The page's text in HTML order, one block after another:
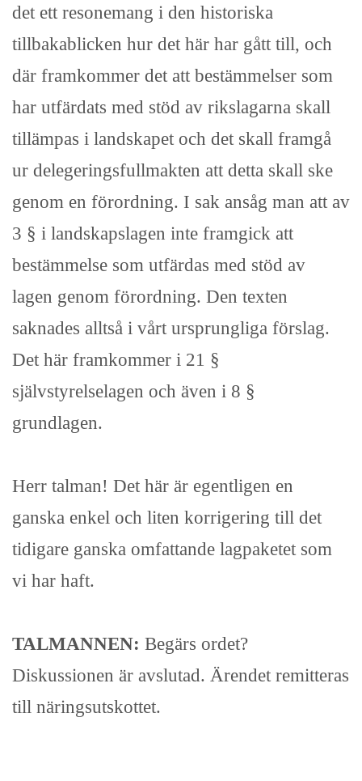
det ett resonemang i den historiska
tillbakablicken hur det här har gått till, och
där framkommer det att bestämmelser som
har utfärdats med stöd av rikslagarna skall
tillämpas i landskapet och det skall framgå
ur delegeringsfullmakten att detta skall ske
genom en förordning. I sak ansåg man att av
3 § i landskapslagen inte framgick att
bestämmelse som utfärdas med stöd av
lagen genom förordning. Den texten
saknades alltså i vårt ursprungliga förslag.
Det här framkommer i 21 §
självstyrelselagen och även i 8 §
grundlagen.
Herr talman! Det här är egentligen en
ganska enkel och liten korrigering till det
tidigare ganska omfattande lagpaketet som
vi har haft.
TALMANNEN: Begärs ordet?
Diskussionen är avslutad. Ärendet remitteras
till näringsutskottet.